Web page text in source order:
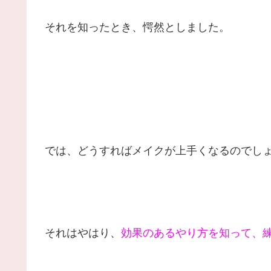
それを知ったとき、愕然としました。
では、どうすればメイクが上手くなるのでし
それはやはり、 効果のあるやり方を知って、